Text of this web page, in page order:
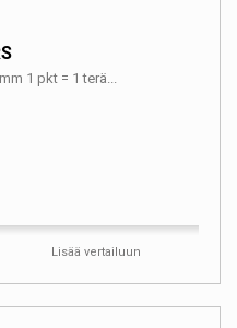
1 pkt = 1 terä...
Lisää vertailuun